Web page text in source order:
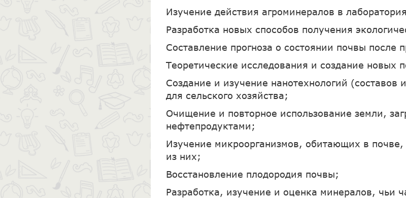
Изучение действия агроминералов в
Разработка новых способов получения
Составление прогноза о состоянии почвы после
Теоретические исследования и создание новых
Создание и изучение нанотехнологий (составов
для сельского хозяйства;
Очищение и повторное использование земли,
нефтепродуктами;
Изучение микроорганизмов, обитающих в почве,
из них;
Восстановление плодородия почвы;
Разработка, изучение и оценка минералов, чьи